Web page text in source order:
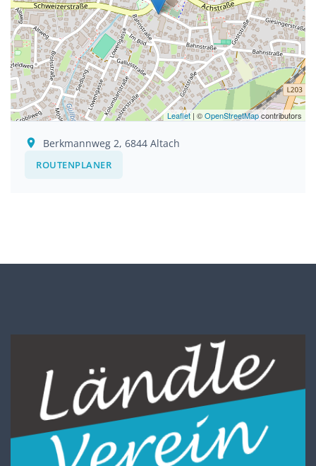
Leaflet | ©OpenStreetMapcontributors
Berkmannweg 2, 6844 Altach
ROUTENPLANER